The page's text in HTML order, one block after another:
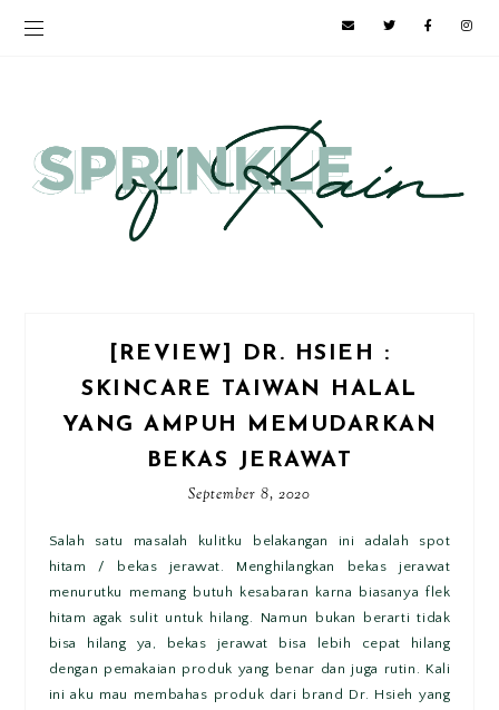
[REVIEW] DR. HSIEH :
SKINCARE TAIWAN HALAL
YANG AMPUH MEMUDARKAN
BEKAS JERAWAT
September 8, 2020
Salah satu masalah kulitku belakangan ini adalah spot
hitam / bekas jerawat. Menghilangkan bekas jerawat
menurutku memang butuh kesabaran karna biasanya flek
hitam agak sulit untuk hilang. Namun bukan berarti tidak
bisa hilang ya, bekas jerawat bisa lebih cepat hilang
dengan pemakaian produk yang benar dan juga rutin. Kali
ini aku mau membahas produk dari brand Dr. Hsieh yang